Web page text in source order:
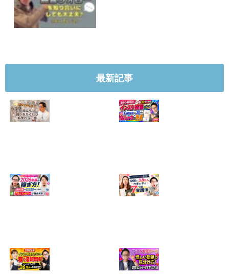
最新記事
たくなかった、僕
のいちばん恥ずか
しい話
方！Canvaなら30
分でおしゃれに完
成
版の稼ぎ方！案件
5種や撮影許可の
取り方まで7万人
1200人→3.8万人
の作家に学ぶ7つ
の実践法